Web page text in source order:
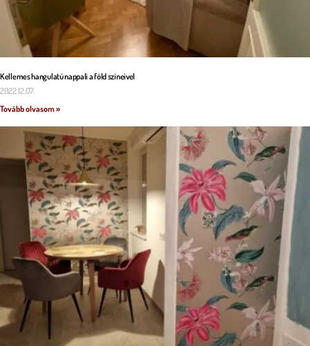
Kellemes hangulatú nappali a föld színeivel
2022.12.07.
Tovább olvasom »